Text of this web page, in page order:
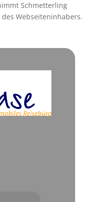
Schmetterling
Webseiteninhabers.